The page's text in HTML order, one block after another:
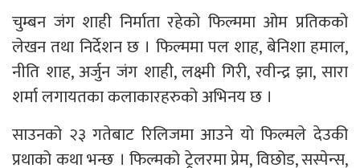
चुम्बन जंग शाही निर्माता रहेको फिल्ममा ओम प्रतिकको
लेखन तथा निर्देशन छ । फिल्ममा पल शाह, बेनिशा हमाल,
नीति शाह, अर्जुन जंग शाही, लक्ष्मी गिरी, रवीन्द्र झा, सारा
शर्मा लगायतका कलाकारहरुको अभिनय छ ।
साउनको २३ गतेबाट रिलिजमा आउने यो फिल्मले देउकी
प्रथाको कथा भन्छ । फिल्मको ट्रेलरमा प्रेम, विछोड, सस्पेन्स,